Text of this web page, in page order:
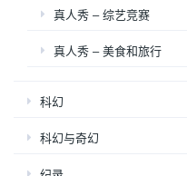
真人秀 – 综艺竞赛
真人秀 – 美食和旅行
科幻
科幻与奇幻